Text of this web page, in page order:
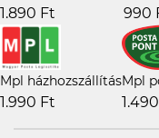
1.890 Ft 990
Mpl házhozszállítás
1.990 Ft
Mpl